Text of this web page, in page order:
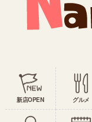
新店OPEN グルメ